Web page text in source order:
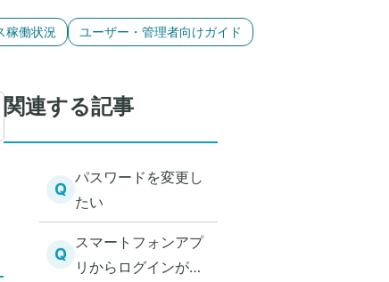
稼働状況 ユーザー・管理者向けガイド
関連する記事
Q
パスワードを変更し
たい
Q
スマートフォンアプ
リからログインが出